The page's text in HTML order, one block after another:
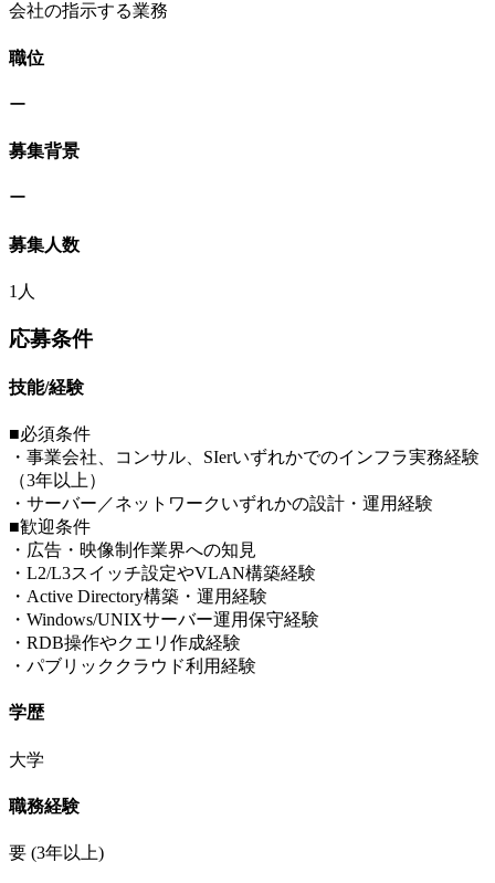
会社の指示する業務
職位
ー
募集背景
ー
募集人数
1人
応募条件
技能/経験
■必須条件
・事業会社、コンサル、SIerいずれかでのインフラ実務経験
（3年以上）
・サーバー／ネットワークいずれかの設計・運用経験
■歓迎条件
・広告・映像制作業界への知見
・L2/L3スイッチ設定やVLAN構築経験
・Active Directory構築・運用経験
・Windows/UNIXサーバー運用保守経験
・RDB操作やクエリ作成経験
・パブリッククラウド利用経験
学歴
大学
職務経験
要 (3年以上)